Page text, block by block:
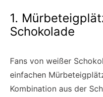
1.
Schokolade
Fans von weißer
einfachen
Kombination aus der